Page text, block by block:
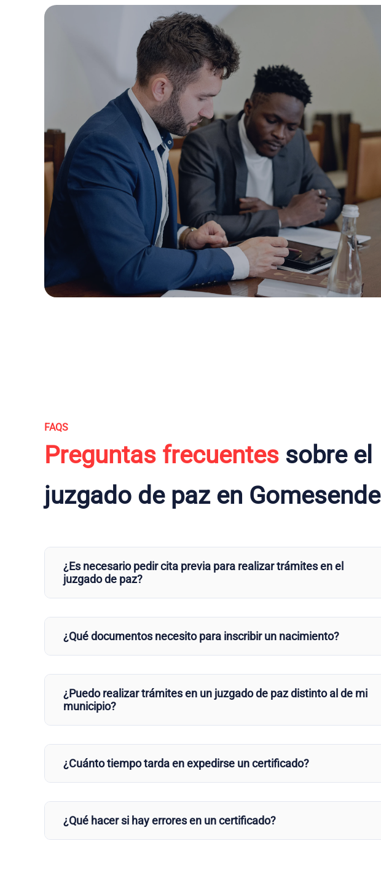
FAQS
Preguntas frecuentes sobre el
juzgado de paz en Gomesende
¿Es necesario pedir cita previa para realizar trámites en el
juzgado de paz?
¿Qué documentos necesito para inscribir un nacimiento?
¿Puedo realizar trámites en un juzgado de paz distinto al de mi
municipio?
¿Cuánto tiempo tarda en expedirse un certificado?
¿Qué hacer si hay errores en un certificado?